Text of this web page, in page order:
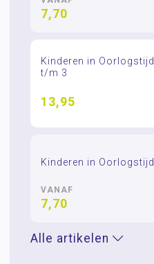
7,70
Kinderen in
t/m 3
13,95
Kinderen in
VANAF
7,70
Alle artikelen